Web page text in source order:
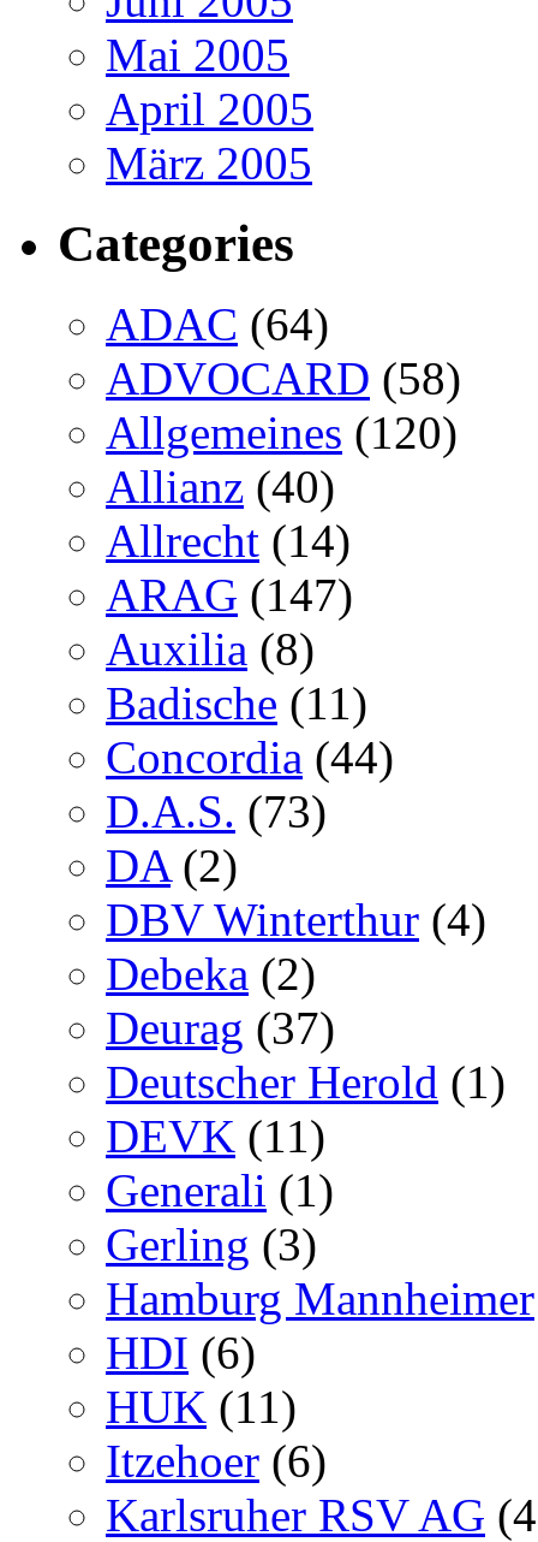
Mai 2005
April 2005
März 2005
Categories
ADAC (64)
ADVOCARD (58)
Allgemeines (120)
Allianz (40)
Allrecht (14)
ARAG (147)
Auxilia (8)
Badische (11)
Concordia (44)
D.A.S. (73)
DA(2)
DBV Winterthur (4)
Debeka (2)
Deurag (37)
Deutscher Herold (1)
DEVK (11)
Generali (1)
Gerling (3)
Hamburg Mannheimer
HDI (6)
HUK (11)
Itzehoer (6)
Karlsruher RSV AG